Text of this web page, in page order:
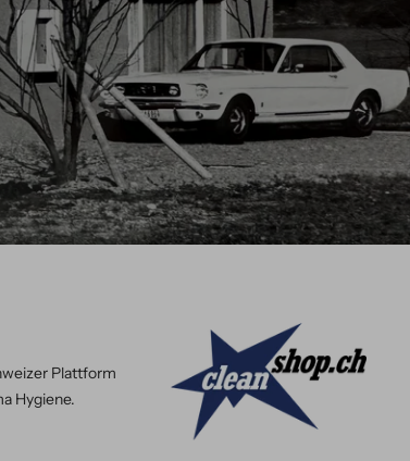
Plattform
Hygiene.